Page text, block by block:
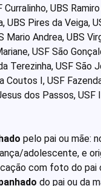
UBS
UBS Pires da Veiga,
Mario Andrea, UBS
USF São
Terezinha, USF São
Coutos I, USF
dos Passos, USF
pelo pai ou mãe:
adolescente, e
com foto do pai
do pai ou da